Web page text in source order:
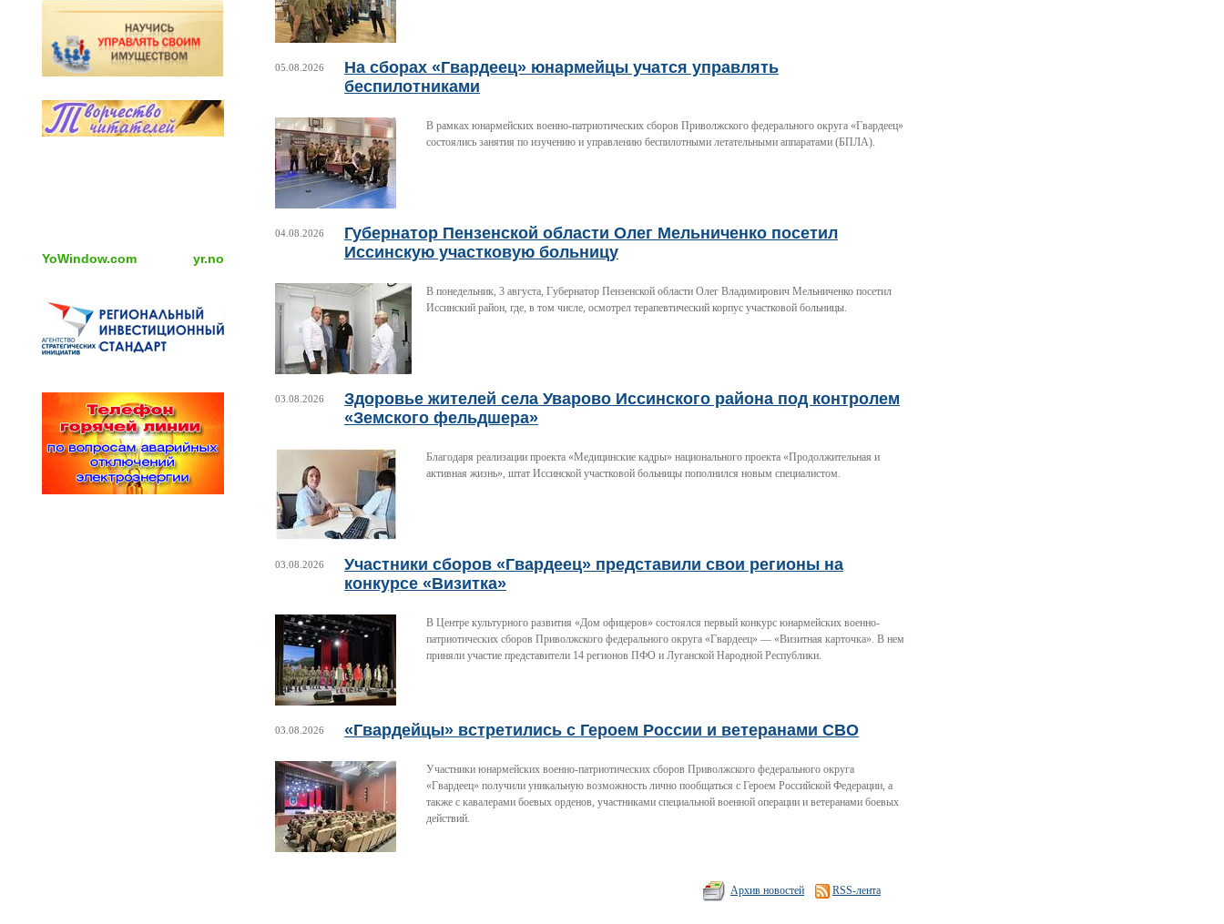
YoWindow.com yr.no
05.08.2026
На сборах «Гвардеец» юнармейцы учатся управлять
беспилотниками
В рамках юнармейских военно-патриотических сборов Приволжского федерального округа «Гвардеец»
состоялись занятия по изучению и управлению беспилотными летательными аппаратами (БПЛА).
04.08.2026
Губернатор Пензенской области Олег Мельниченко посетил
Иссинскую участковую больницу
В понедельник, 3 августа, Губернатор Пензенской области Олег Владимирович Мельниченко посетил
Иссинский район, где, в том числе, осмотрел терапевтический корпус участковой больницы.
03.08.2026
Здоровье жителей села Уварово Иссинского района под контролем
«Земского фельдшера»
Благодаря реализации проекта «Медицинские кадры» национального проекта «Продолжительная и
активная жизнь», штат Иссинской участковой больницы пополнился новым специалистом.
03.08.2026
Участники сборов «Гвардеец» представили свои регионы на
конкурсе «Визитка»
В Центре культурного развития «Дом офицеров» состоялся первый конкурс юнармейских военно-
патриотических сборов Приволжского федерального округа «Гвардеец» — «Визитная карточка». В нем
приняли участие представители 14 регионов ПФО и Луганской Народной Республики.
03.08.2026 «Гвардейцы» встретились с Героем России и ветеранами СВО
Участники юнармейских военно-патриотических сборов Приволжского федерального округа
«Гвардеец» получили уникальную возможность лично пообщаться с Героем Российской Федерации, а
также с кавалерами боевых орденов, участниками специальной военной операции и ветеранами боевых
действий.
Архив новостей RSS-лента